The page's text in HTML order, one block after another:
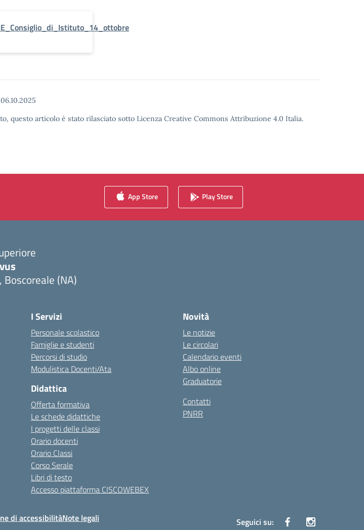
06.10.2025
questo articolo è stato rilasciato sotto Licenza Creative Commons Attribuzione 4.0 Italia.
App Store Play Store
(NA)
I Servizi
Personale scolastico
Famiglie e studenti
Percorsi di studio
Modulistica Docenti/Ata
Didattica
Offerta formativa
Le schede didattiche
I progetti delle classi
Orario docenti
Orario Classi
Corso Serale
Libri di testo
Accesso piattaforma CISCOWEBEX
Novità
Le notizie
Le circolari
Calendario eventi
Albo online
Graduatorie
Contatti
PNRR
di accessibilitàNote legali Seguici su: